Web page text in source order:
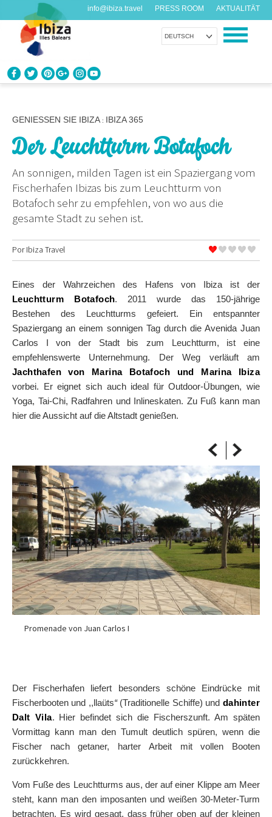
DEUTSCH
info@ibiza.travel PRESS ROOM AKTUALITÄT
GENIESSEN SIE IBIZA
Vorschläge für jeden Geschmack
AGENDA
Jeden Tag etwas Neues
ORGANISIEREN SIE IHRE REISE
Praktische Daten
AUF DIE KARTE
Kommen Sie immer an Ihrem Ziel an
GENIESSEN SIE IBIZA : IBIZA 365
Der Leuchtturm Botafoch
An sonnigen, milden Tagen ist ein Spaziergang vom
Fischerhafen Ibizas bis zum Leuchtturm von
Botafoch sehr zu empfehlen, von wo aus die
gesamte Stadt zu sehen ist.
PorIbiza Travel
Eines der Wahrzeichen des Hafens von Ibiza ist der
Leuchtturm Botafoch. 2011 wurde das 150-jährige
Bestehen des Leuchtturms gefeiert. Ein entspannter
Spaziergang an einem sonnigen Tag durch die Avenida Juan
Carlos I von der Stadt bis zum Leuchtturm, ist eine
empfehlenswerte Unternehmung. Der Weg verläuft am
Jachthafen von Marina Botafoch und Marina Ibiza
vorbei. Er eignet sich auch ideal für Outdoor-Übungen, wie
Yoga, Tai-Chi, Radfahren und Inlineskaten. Zu Fuß kann man
hier die Aussicht auf die Altstadt genießen.
Promenade von Juan Carlos I
Der Fischerhafen liefert besonders schöne Eindrücke mit
Fischerbooten und ,,llaüts“ (Traditionelle Schiffe) und dahinter
Dalt Vila. Hier befindet sich die Fischerszunft. Am späten
Vormittag kann man den Tumult deutlich spüren, wenn die
Fischer nach getaner, harter Arbeit mit vollen Booten
zurückkehren.
Vom Fuße des Leuchtturms aus, der auf einer Klippe am Meer
steht, kann man den imposanten und weißen 30-Meter-Turm
betrachten. Es wird gesagt, dass früher oben auf der kleinen